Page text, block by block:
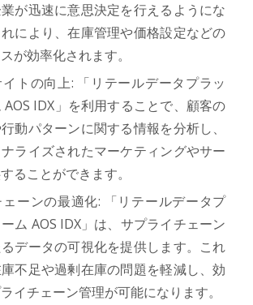
が迅速に意思決定を行えるようにな
により、在庫管理や価格設定などの
が効率化されます。
トの向上: 「リテールデータプラッ
AOS IDX」を利用することで、顧客の
動パターンに関する情報を分析し、
ライズされたマーケティングやサー
ることができます。
ーンの最適化: 「リテールデータプ
ム AOS IDX」は、サプライチェーン
データの可視化を提供します。これ
不足や過剰在庫の問題を軽減し、効
イチェーン管理が可能になります。